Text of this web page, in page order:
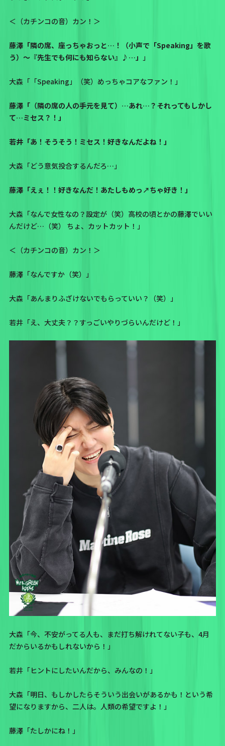
＜（カチンコの音）カン！＞
藤澤「隣の席、座っちゃおっと…！（小声で「Speaking」を歌
う）〜『先生でも何にも知らない』♪…」 」
大森「「Speaking」（笑）めっちゃコアなファン！」
藤澤「（隣の席の人の手元を見て）…あれ…？それってもしかし
て…ミセス？！」
若井「あ！そうそう！ミセス！好きなんだよね！」
大森「どう意気投合するんだろ…」
藤澤「えぇ！！好きなんだ！あたしもめっ↗︎ちゃ好き！」
大森「なんで女性なの？設定が（笑）高校の頃とかの藤澤でいい
んだけど…（笑） ちょ、カットカット！」
＜（カチンコの音）カン！＞
藤澤「なんですか（笑）」
大森「あんまりふざけないでもらっていい？（笑）」
若井「え、大丈夫？？すっごいやりづらいんだけど！」
大森「今、不安がってる人も、まだ打ち解けれてない子も、4月
だからいるかもしれないから！」
若井「ヒントにしたいんだから、みんなの！」
大森「明日、もしかしたらそういう出会いがあるかも！という希
望になりますから、二人は。人類の希望ですよ！」
藤澤「たしかにね！」